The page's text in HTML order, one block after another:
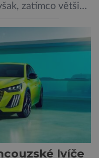
zatímco většina
na mnohem
některých
dvou let mohly
usnadnit
lvíče